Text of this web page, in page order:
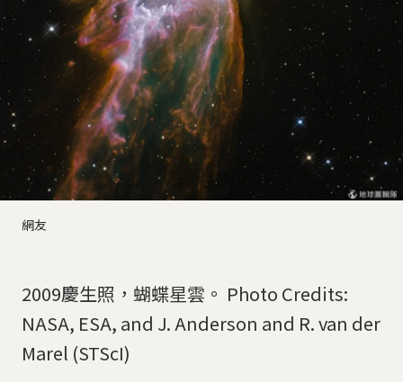
網友
2009慶生照，蝴蝶星雲。 Photo Credits:
NASA, ESA, and J. Anderson and R. van der
Marel (STScI)